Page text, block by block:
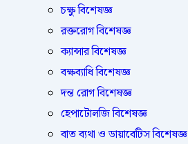
চক্ষু বিশেষজ্ঞ
রক্তরোগ বিশেষজ্ঞ
ক্যান্সার বিশেষজ্ঞ
বক্ষব্যাধি বিশেষজ্ঞ
দন্ত রোগ বিশেষজ্ঞ
হেপাটোলজি বিশেষজ্ঞ
বাত ব্যথা ও ডায়াবেটিস বিশেষজ্ঞ